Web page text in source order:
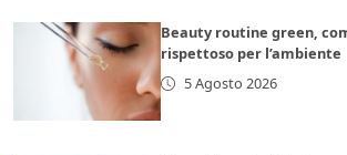
Beauty routine green,
rispettoso per l’ambiente
5 Agosto 2026